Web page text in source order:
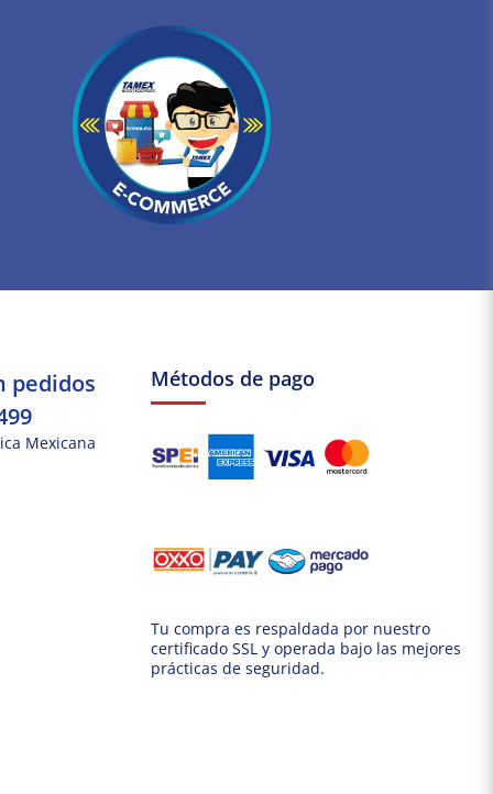
pedidos
Mexicana
Métodos de pago
Tu compra es respaldada por nuestro
certificado SSL y operada bajo las mejores
prácticas de seguridad.